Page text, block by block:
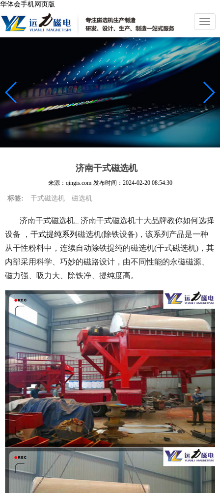
华体会手机网页版
切
换
导
航
济南干式磁选机
来源：qingis.com 发布时间： 2024-02-20 08:54:30
标签: 干式磁选机 磁选机
济南干式磁选机_ 济南干式磁选机十大品牌教你如何选择
设备 ， 干式提纯系列 磁选机(除铁设备)，该系列产品是一种
从干性粉料中，连续自动除铁提纯的磁选机(干式磁选机)，其
内部采用科学、巧妙的磁路设计，由不同性能的永磁磁源、
磁力强、吸力大、除铁净、提纯度高。